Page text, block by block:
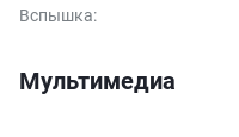
Вспышка:
Мультимедиа